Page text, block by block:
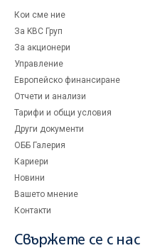
Кои сме ние
За KBC Груп
За акционери
Управление
Европейско финансиране
Отчети и анализи
Тарифи и общи условия
Други документи
ОББ Галерия
Кариери
Новини
Вашето мнение
Контакти
Свържете се с нас